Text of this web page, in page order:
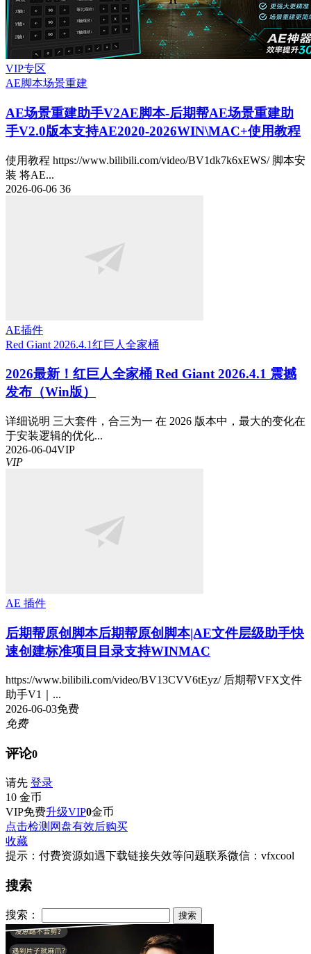
VIP专区
AE脚本场景重建
AE场景重建助手V2AE脚本-后期帮AE场景重建助
手V2.0版本支持AE2020-2026WIN\MAC+使用教程
使用教程 https://www.bilibili.com/video/BV1dk7k6xEWS/ 脚本安
装 将AE...
2026-06-06 36
AE插件
Red Giant 2026.4.1红巨人全家桶
2026最新！红巨人全家桶 Red Giant 2026.4.1 震撼
发布（Win版）
详细说明 三大套件，合三为一 在 2026 版本中，最大的变化在
于安装逻辑的优化...
2026-06-04VIP
VIP
AE 插件
后期帮原创脚本后期帮原创脚本|AE文件层级助手快
速创建标准项目目录支持WINMAC
https://www.bilibili.com/video/BV13CVV6tEyz/ 后期帮VFX文件
助手V1｜...
2026-06-03免费
免费
评论0
请先 登录
10 金币
VIP免费升级VIP0金币
点击检测网盘有效后购买
收藏
提示：付费资源如遇下载链接失效等问题联系微信：vfxcool
搜索
搜索：